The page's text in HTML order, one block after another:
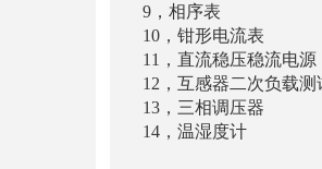
9，相序表
10，钳形电流
11，直流稳压稳
12，互感器二次负
13，三相调压
14，温湿度